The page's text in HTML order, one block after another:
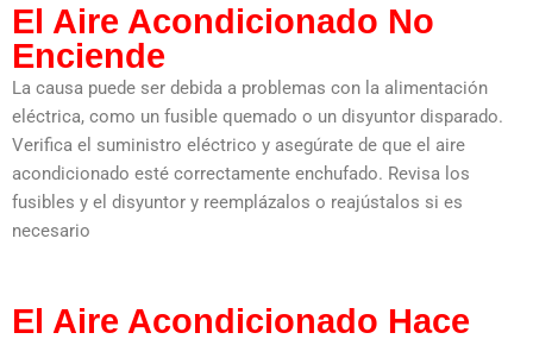
El Aire Acondicionado No
Enciende
La causa puede ser debida a problemas con la alimentación
eléctrica, como un fusible quemado o un disyuntor disparado.
Verifica el suministro eléctrico y asegúrate de que el aire
acondicionado esté correctamente enchufado. Revisa los
fusibles y el disyuntor y reemplázalos o reajústalos si es
necesario
El Aire Acondicionado Hace